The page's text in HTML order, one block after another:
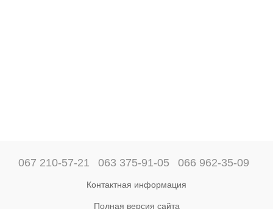
067 210-57-21 063 375-91-05 066 962-35-09
Контактная информация
Полная версия сайта